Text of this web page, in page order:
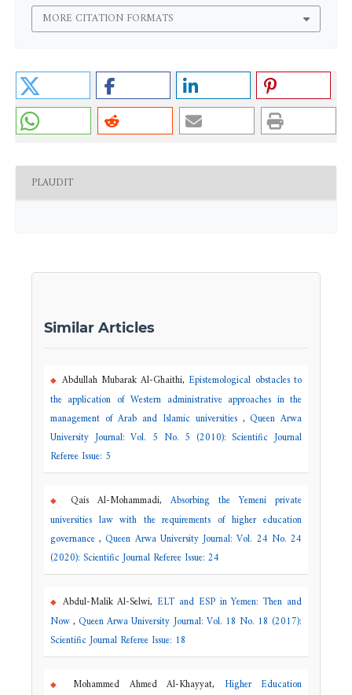
MORE CITATION FORMATS
PLAUDIT
Similar Articles
Abdullah Mubarak Al-Ghaithi, Epistemological obstacles to
the application of Western administrative approaches in the
management of Arab and Islamic universities ,Queen Arwa
University Journal: Vol. 5 No. 5 (2010): Scientific Journal
Referee Issue: 5
Qais Al-Mohammadi,Absorbing the Yemeni private
universities law with the requirements of higher education
governance,Queen Arwa University Journal: Vol. 24 No. 24
(2020): Scientific Journal Referee Issue: 24
Abdul-Malik Al-Selwi, ELT and ESP in Yemen: Then and
Now,Queen Arwa University Journal: Vol. 18 No. 18 (2017):
Scientific Journal Referee Issue: 18
Mohammed Ahmed Al-Khayyat, Higher Education